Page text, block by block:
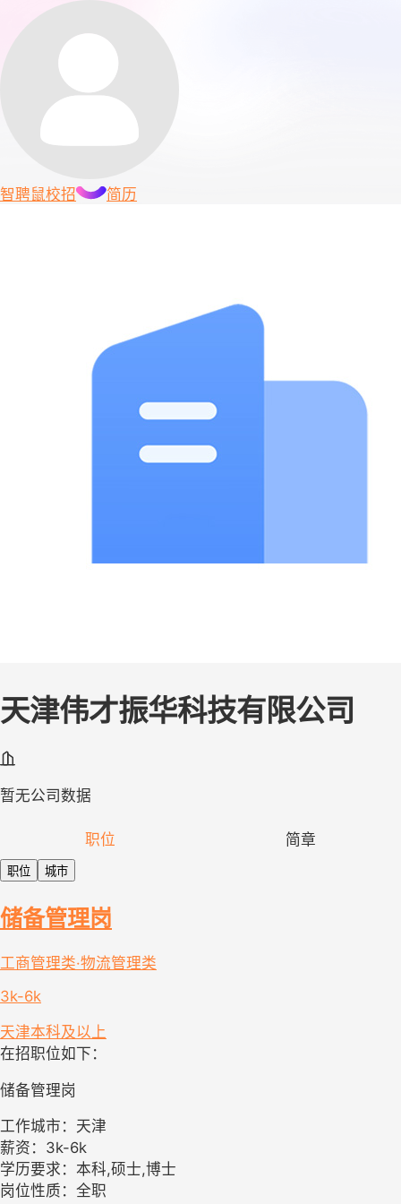
智聘鼠校招 简历
天津伟才振华科技有限公司
暂无公司数据
职位 简章
职位 城市
储备管理岗
工商管理类·物流管理类
3k-6k
天津本科及以上
在招职位如下：
储备管理岗
工作城市：天津
薪资：3k-6k
学历要求：本科,硕士,博士
岗位性质：全职